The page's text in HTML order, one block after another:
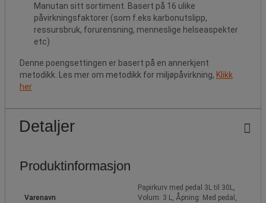
Manutan sitt sortiment. Basert på 16 ulike
påvirkningsfaktorer (som f.eks karbonutslipp,
ressursbruk, forurensning, menneslige helseaspekter
etc)
Denne poengsettingen er basert på en annerkjent
metodikk. Les mer om metodikk for miljøpåvirkning, Klikk
her
Detaljer
Produktinformasjon
Varenavn
Papirkurv med pedal 3L til 30L,
Volum: 3 L, Åpning: Med pedal,